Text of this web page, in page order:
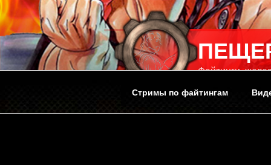
Перейти
к
содержимому
Файтинги,
Стримы по файтингам